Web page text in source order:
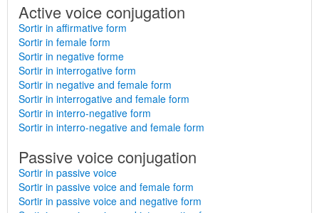
Active voice conjugation
Sortir in affirmative form
Sortir in female form
Sortir in negative forme
Sortir in interrogative form
Sortir in negative and female form
Sortir in interrogative and female form
Sortir in interro-negative form
Sortir in interro-negative and female form
Passive voice conjugation
Sortir in passive voice
Sortir in passive voice and female form
Sortir in passive voice and negative form